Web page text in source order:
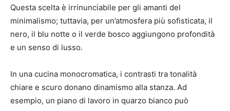
Questa scelta è irrinunciabile per gli amanti del
minimalismo; tuttavia, per un’atmosfera più sofisticata, il
nero, il blu notte o il verde bosco aggiungono profondità
e un senso di lusso.
In una cucina monocromatica, i contrasti tra tonalità
chiare e scuro donano dinamismo alla stanza. Ad
esempio, un piano di lavoro in quarzo bianco può